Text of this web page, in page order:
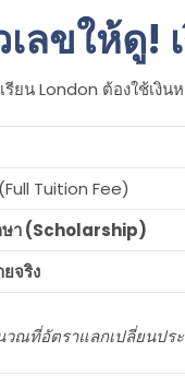
เลขให้ดู!
รียน London ต้องใช้เงิ
Tuition Fee)
ษา (Scholarship)
จริง
วณที่อัตราแลกเปลี่ยนป